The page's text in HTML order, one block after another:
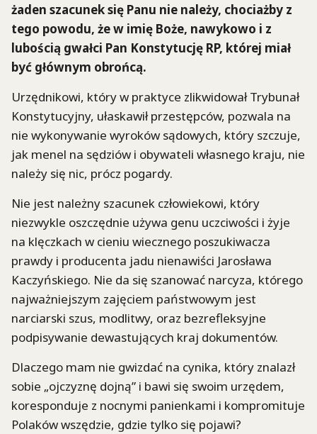
żaden szacunek się Panu nie należy, chociażby z
tego powodu, że w imię Boże, nawykowo i z
lubością gwałci Pan Konstytucję RP, której miał
być głównym obrońcą.
Urzędnikowi, który w praktyce zlikwidował Trybunał
Konstytucyjny, ułaskawił przestępców, pozwala na
nie wykonywanie wyroków sądowych, który szczuje,
jak menel na sędziów i obywateli własnego kraju, nie
należy się nic, prócz pogardy.
Nie jest należny szacunek człowiekowi, który
niezwykle oszczędnie używa genu uczciwości i żyje
na klęczkach w cieniu wiecznego poszukiwacza
prawdy i producenta jadu nienawiści Jarosława
Kaczyńskiego. Nie da się szanować narcyza, którego
najważniejszym zajęciem państwowym jest
narciarski szus, modlitwy, oraz bezrefleksyjne
podpisywanie dewastujących kraj dokumentów.
Dlaczego mam nie gwizdać na cynika, który znalazł
sobie „ojczyznę dojną” i bawi się swoim urzędem,
koresponduje z nocnymi panienkami i kompromituje
Polaków wszędzie, gdzie tylko się pojawi?